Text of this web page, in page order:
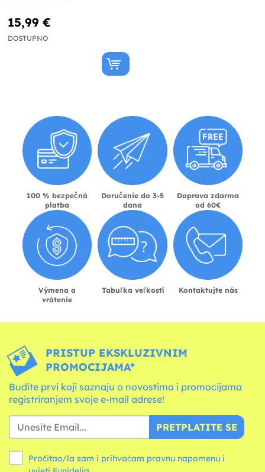
15,99 €
DOSTUPNO
100 % bezpečná
platba
Doručenie do 3-5
dana
Doprava zdarma
od 60€
Výmena a
vrátenie
Tabuľka veľkostí Kontaktujte nás
PRISTUP EKSKLUZIVNIM
PROMOCIJAMA*
Budite prvi koji saznaju o novostima i promocijama
registriranjem svoje e-mail adrese!
PRETPLATITE SE
Pročitao/la sam i prihvaćam pravnu napomenu i